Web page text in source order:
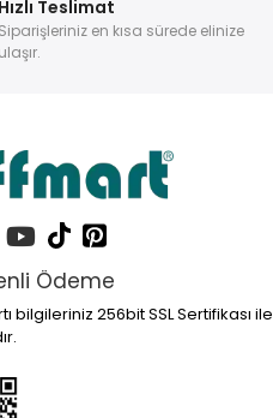
Hızlı Teslimat
Siparişleriniz en kısa sürede elinize
ulaşır.
Ödeme
bilgileriniz 256bit SSL Sertifikası ile